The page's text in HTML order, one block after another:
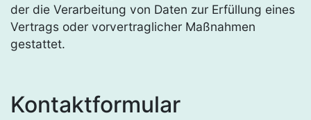
der die Verarbeitung von Daten zur Erfüllung eines
Vertrags oder vorvertraglicher Maßnahmen
gestattet.
Kontaktformular